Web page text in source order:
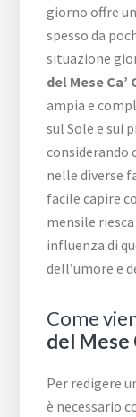
giorno offre
spesso da
situazione
del Mese Ca’
ampia e
sul Sole e sui
considerando
nelle diverse
facile capire
mensile
influenza di
dell’umore e
Come
del Mese
Per redigere
è necessario